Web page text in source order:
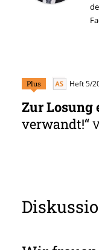
Plus Heft 5/
Zur Losung
verwandt!“